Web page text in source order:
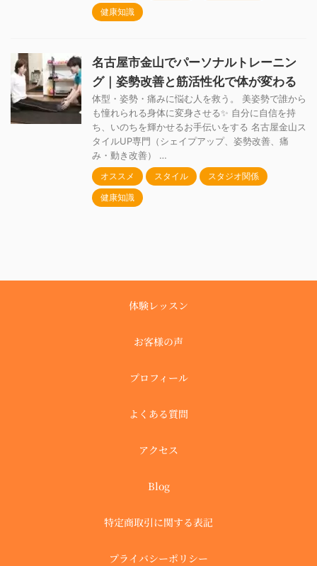
健康知識
名古屋市金山でパーソナルトレーニン
グ｜姿勢改善と筋活性化で体が変わる
体型・姿勢・痛みに悩む人を救う。 美姿勢で誰から
も憧れられる身体に変身させる✨ 自分に自信を持
ち、いのちを輝かせるお手伝いをする 名古屋金山ス
タイルUP専門（シェイプアップ、姿勢改善、痛
み・動き改善） …
オススメ スタイル
スタジオ関係
健康知識
体験レッスン
お客様の声
プロフィール
よくある質問
アクセス
Blog
特定商取引に関する表記
プライバシーポリシー